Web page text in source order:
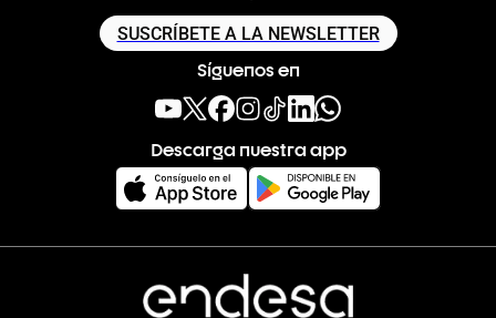
SUSCRÍBETE A LA NEWSLETTER
Síguenos en
Descarga nuestra app